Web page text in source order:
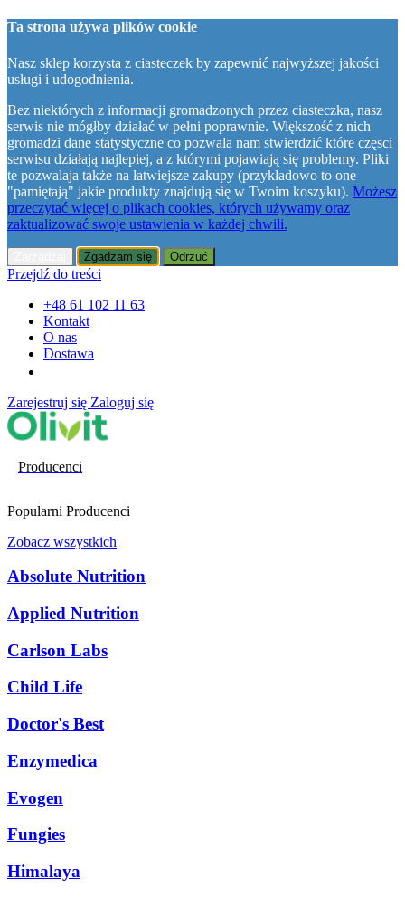
Ta strona używa plików cookie
Nasz sklep korzysta z ciasteczek by zapewnić najwyższej jakości
usługi i udogodnienia.
Bez niektórych z informacji gromadzonych przez ciasteczka, nasz
serwis nie mógłby działać w pełni poprawnie. Większość z nich
gromadzi dane statystyczne co pozwala nam stwierdzić które częsci
serwisu działają najlepiej, a z którymi pojawiają się problemy. Pliki
te pozwalaja także na łatwiejsze zakupy (przykładowo to one
"pamiętają" jakie produkty znajdują się w Twoim koszyku). Możesz
przeczytać więcej o plikach cookies, których używamy oraz
zaktualizować swoje ustawienia w każdej chwili.
Zgadzam się Odrzuć
Przejdź do treści
+48 61 102 11 63
Kontakt
O nas
Dostawa
Zarejestruj się Zaloguj się
Producenci
Popularni Producenci
Zobacz wszystkich
Absolute Nutrition
Applied Nutrition
Carlson Labs
Child Life
Doctor's Best
Enzymedica
Evogen
Fungies
Himalaya